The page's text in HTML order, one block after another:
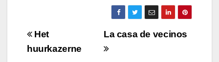
Navigazione
articoli
La casa de vecinos
Het
huurkazerne